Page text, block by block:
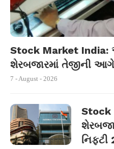
Stock Market India:
શેરબજારમાં તેજીની
7 - August - 2026
Stock